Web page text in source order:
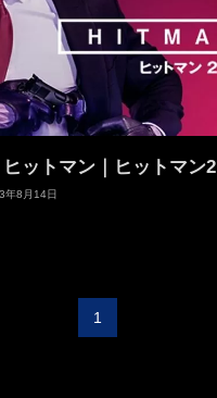
ヒットマン｜ヒットマン2
年8月14日
1